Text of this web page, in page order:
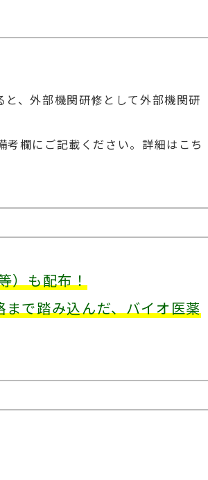
、外部機関研修として外部機関研
考欄にご記載ください。 詳細はこち
も配布！
で踏み込んだ、バイオ医薬